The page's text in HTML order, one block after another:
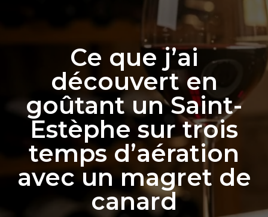
Ce que j’ai
découvert en
goûtant un Saint-
Estèphe sur trois
temps d’aération
avec un magret de
canard